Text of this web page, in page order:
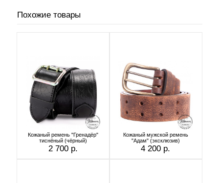
Похожие товары
Кожаный ремень "Гренадёр"
тиснёный (чёрный)
2 700 р.
Кожаный мужской ремень
"Адам" (эксклюзив)
4 200 р.